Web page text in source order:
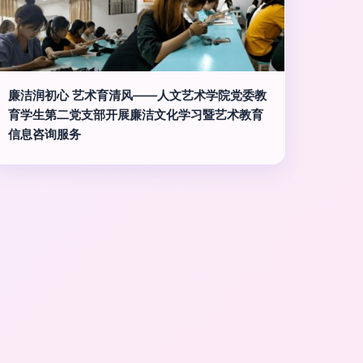
廉洁润初心 艺术育清风——人文艺术学院党委教
育学生第二党支部开展廉洁文化学习暨艺术教育
信息咨询服务